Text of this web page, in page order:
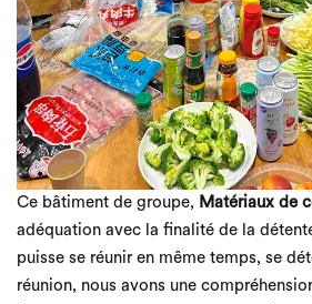
Ce bâtiment de groupe, Matériaux de
adéquation avec la finalité de la
puisse se réunir en même temps, se
réunion, nous avons une